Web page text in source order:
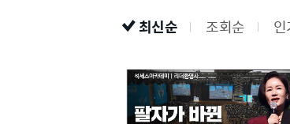
최신순 조회순